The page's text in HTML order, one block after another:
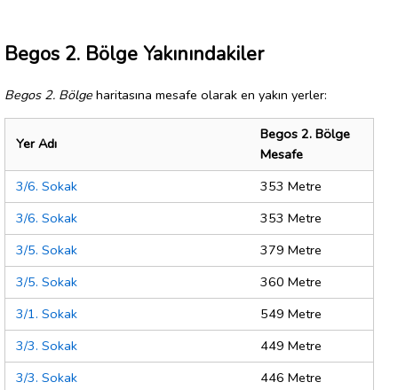
Begos 2. Bölge Yakınındakiler
Begos 2. Bölge haritasına mesafe olarak en yakın yerler:
Yer Adı
Begos 2. Bölge
Mesafe
3/6. Sokak
353 Metre
3/6. Sokak
353 Metre
3/5. Sokak
379 Metre
3/5. Sokak
360 Metre
3/1. Sokak
549 Metre
3/3. Sokak
449 Metre
3/3. Sokak
446 Metre